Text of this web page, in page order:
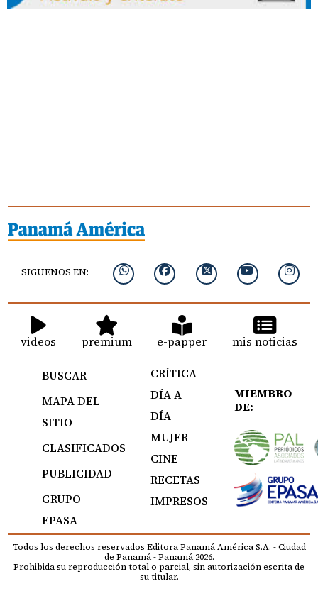
SIGUENOS EN:
videos premium e-papper mis noticias
BUSCAR
MAPA DEL
SITIO
CLASIFICADOS
PUBLICIDAD
GRUPO
EPASA
CRÍTICA
DÍA A
DÍA
MUJER
CINE
RECETAS
IMPRESOS
MIEMBRO
DE:
Todos los derechos reservados Editora Panamá América S.A. - Ciudad
de Panamá - Panamá 2026.
Prohibida su reproducción total o parcial, sin autorización escrita de
su titular.